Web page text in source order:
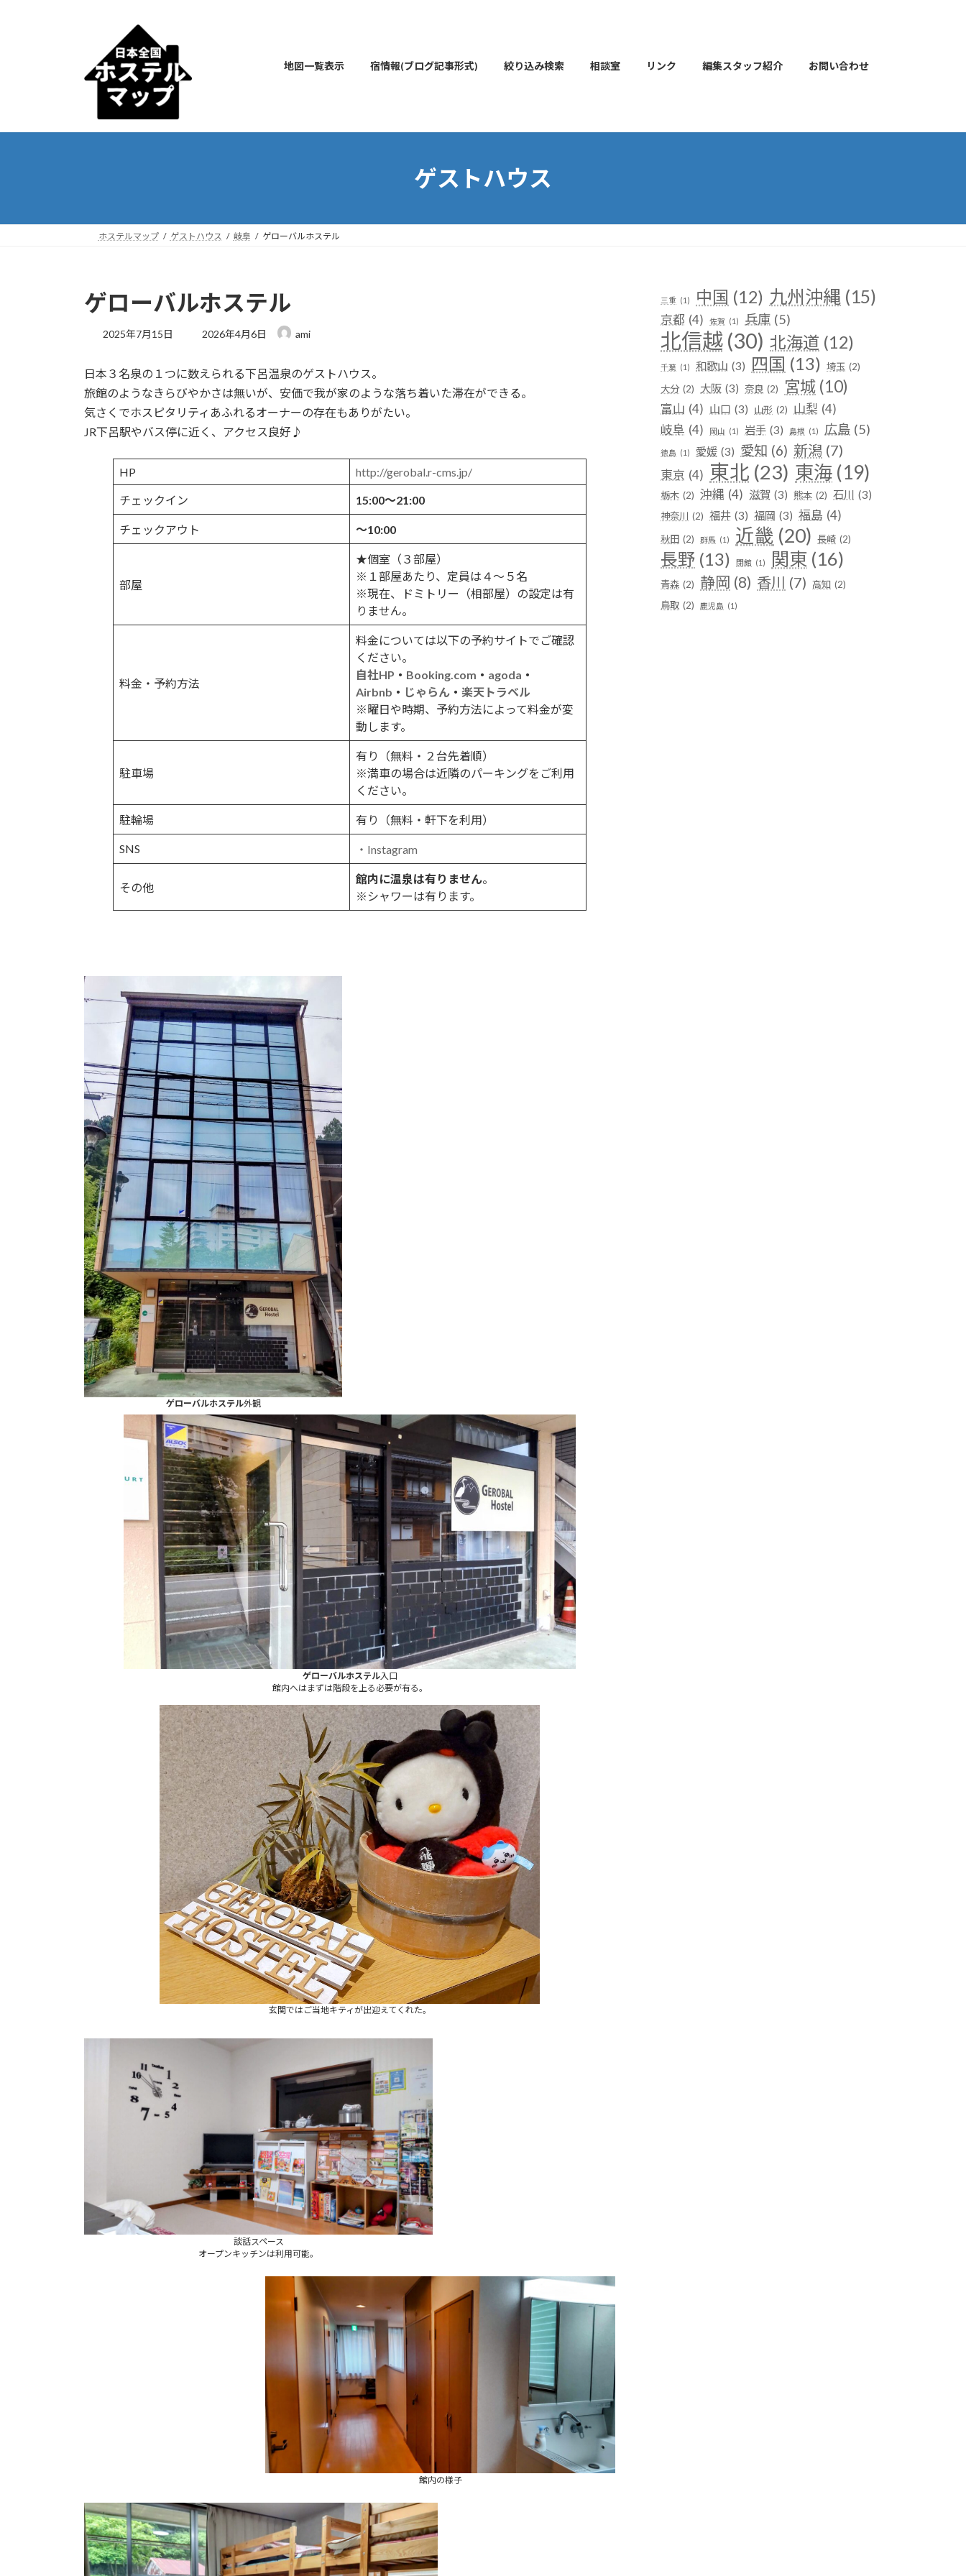
キ
に
地図一覧表示 宿情報(ブログ記事形式) 絞り込み検索 相談室 リンク 編集スタッフ紹介 お問い合わせ
ゲストハウス
ホステルマップ ゲストハウス 岐阜 ゲローバルホステル
ゲローバルホステル
2025年7月15日
最
新
日
:
2026年4月6日 ami
日本３名泉の１つに数えられる下呂温泉のゲストハウス。
旅館のようなきらびやかさは無いが、安価で我が家のような落ち着いた滞在ができる。
気さくでホスピタリティあふれるオーナーの存在もありがたい。
JR下呂駅やバス停に近く、アクセス良好♪
HP http://gerobal.r-cms.jp/
チェックイン 15:00～21:00
チェックアウト ～10:00
部屋
★個室（３部屋）
※１部屋あたり、定員は４～５名
※現在、ドミトリー（相部屋）の設定は有
りません。
料金・予約方法
料金については以下の予約サイトでご確認
ください。
自社HP ・ Booking.com ・ agoda ・
Airbnb ・ じゃらん ・ 楽天トラベル
※曜日や時期、予約方法によって料金が変
動します。
駐車場
有り（無料・２台先着順）
※満車の場合は近隣のパーキングをご利用
ください。
駐輪場 有り（無料・軒下を利用）
SNS ・ Instagram
その他
館内に温泉は有りません。
※シャワーは有ります。
ゲローバルホステル外観
ゲローバルホステル入口
館内へはまずは階段を上る必要が有る。
玄関ではご当地キティが出迎えてくれた。
談話スペース
オープンキッチンは利用可能。
館内の様子
三重 (1) 中国 (12) 九州沖縄 (15)
京都 (4) 佐賀 (1) 兵庫 (5)
北信越 (30) 北海道 (12)
千葉 (1) 和歌山 (3) 四国 (13) 埼玉 (2)
大分 (2) 大阪 (3) 奈良 (2) 宮城 (10)
富山 (4) 山口 (3) 山形 (2) 山梨 (4)
岐阜 (4) 岡山 (1) 岩手 (3) 島根 (1) 広島 (5)
徳島 (1) 愛媛 (3) 愛知 (6) 新潟 (7)
東京 (4) 東北 (23) 東海 (19)
栃木 (2) 沖縄 (4) 滋賀 (3) 熊本 (2) 石川 (3)
神奈川 (2) 福井 (3) 福岡 (3) 福島 (4)
秋田 (2) 群馬 (1) 近畿 (20) 長崎 (2)
長野 (13) 閉館 (1) 関東 (16)
青森 (2) 静岡 (8) 香川 (7) 高知 (2)
鳥取 (2) 鹿児島 (1)